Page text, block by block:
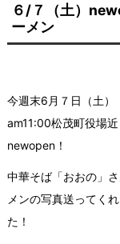
６/７（土）
ーメン
今週末6月７日（土）
am11:00松茂町役場近
newopen！
中華そば「おおの」
メンの写真送ってく
た！